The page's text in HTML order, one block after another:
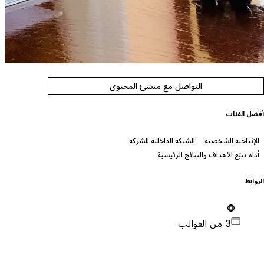
التواصل مع منشئ المحتوى
أفضل الفئات
الإنتاجية الشخصية
الشبكة الداخلية للشركة
أداة تتبّع الأهداف والنتائج الرئيسية
الروابط
3 من القوالب